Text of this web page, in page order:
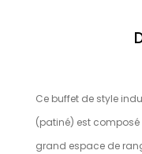
Ce buffet de style
(patiné) est composé
grand espace de